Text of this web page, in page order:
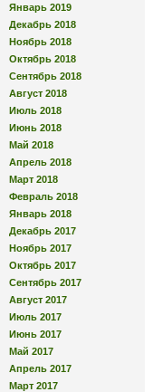
Январь 2019
Декабрь 2018
Ноябрь 2018
Октябрь 2018
Сентябрь 2018
Август 2018
Июль 2018
Июнь 2018
Май 2018
Апрель 2018
Март 2018
Февраль 2018
Январь 2018
Декабрь 2017
Ноябрь 2017
Октябрь 2017
Сентябрь 2017
Август 2017
Июль 2017
Июнь 2017
Май 2017
Апрель 2017
Март 2017